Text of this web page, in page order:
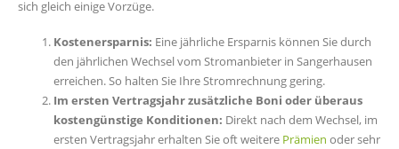
sich gleich einige Vorzüge.
Kostenersparnis: Eine jährliche Ersparnis können Sie durch
den jährlichen Wechsel vom Stromanbieter in Sangerhausen
erreichen. So halten Sie Ihre Stromrechnung gering.
Im ersten Vertragsjahr zusätzliche Boni oder überaus
kostengünstige Konditionen: Direkt nach dem Wechsel, im
ersten Vertragsjahr erhalten Sie oft weitere Prämien oder sehr